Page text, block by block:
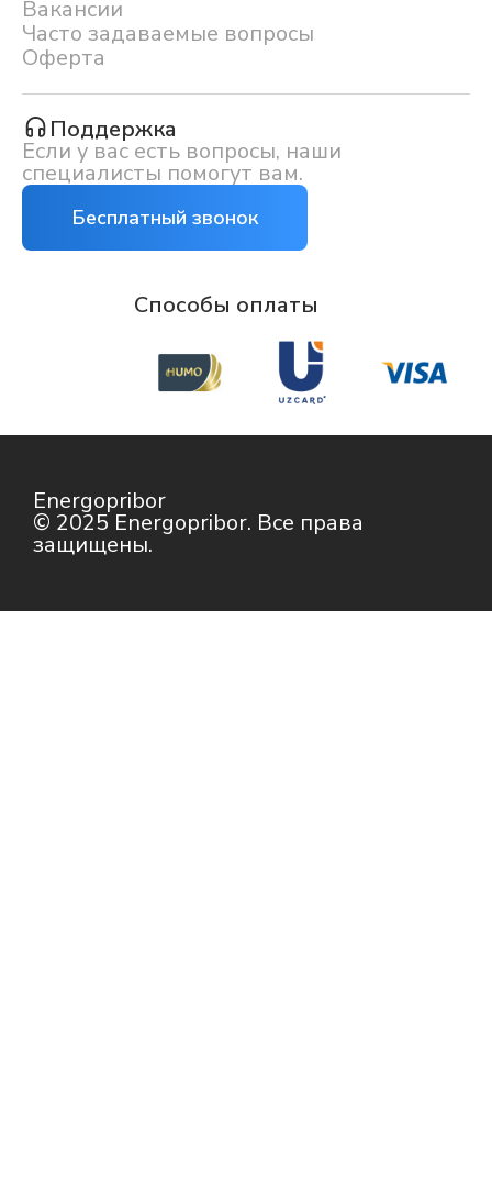
Вакансии
Часто задаваемые вопросы
Оферта
Поддержка
Если у вас есть вопросы, наши
специалисты помогут вам.
Бесплатный звонок
Способы оплаты
Energopribor
© 2025 Energopribor. Все права
защищены.